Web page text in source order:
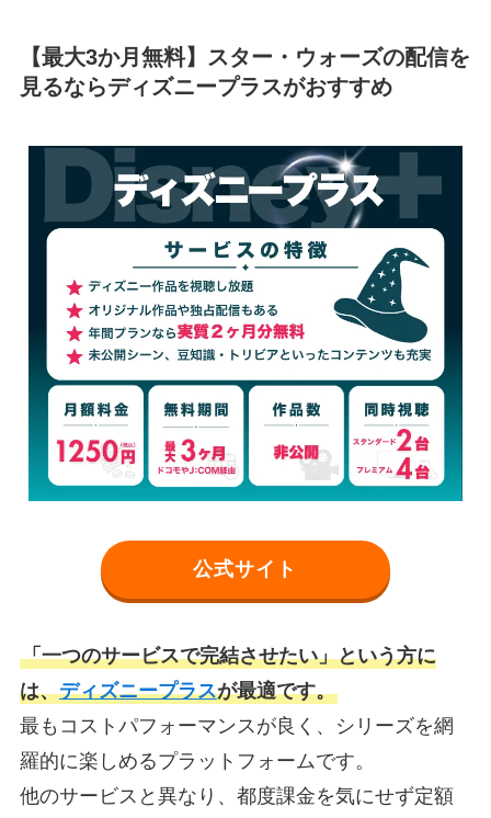
【最大3か月無料】スター・ウォーズの配信を
見るならディズニープラスがおすすめ
公式サイト
「一つのサービスで完結させたい」という方に
は、ディズニープラスが最適です。
最もコストパフォーマンスが良く、シリーズを網
羅的に楽しめるプラットフォームです。
他のサービスと異なり、都度課金を気にせず定額